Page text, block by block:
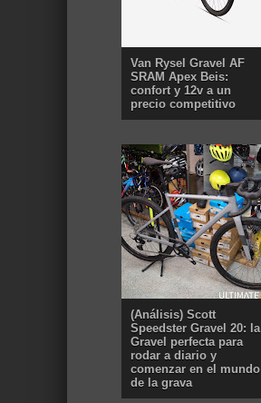
Van Rysel Gravel AF
SRAM Apex Beis:
confort y 12v a un
precio competitivo
(Análisis) Scott
Speedster Gravel 20: la
Gravel perfecta para
rodar a diario y
comenzar en el mundo
de la grava